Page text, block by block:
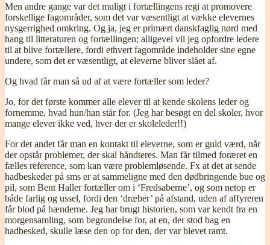
Men andre gange var det muligt i fortællingens regi at promovere
forskellige fagområder, som det var væsentligt at vække elevernes
nysgerrighed omkring. Og ja, jeg er primært danskfaglig nørd med
hang til litteraturen og fortællingen; alligevel vil jeg opfordre ledere
til at blive fortællere, fordi ethvert fagområde indeholder sine egne
undere, som det er væsentligt, at eleverne bliver slået af.
Og hvad får man så ud af at være fortæller som leder?
Jo, for det første kommer alle elever til at kende skolens leder og
fornemme, hvad hun/han står for. (Jeg har besøgt en del skoler, hvor
mange elever ikke ved, hver der er skoleleder!!)
For det andet får man en kontakt til eleverne, som er guld værd, når
der opstår problemer, der skal håndteres. Man får tilmed foræret en
fælles reference, som kan være problemløsende. Fx at det at sende
hadbeskeder på sms er at sammeligne med den dødbringende bue og
pil, som Bent Haller fortæller om i ‘Fredsaberne’, og som netop er
både farlig og ussel, fordi den ‘dræber’ på afstand, uden af affyreren
får blod på hænderne. Jeg har brugt historien, som var kendt fra en
morgensamling, som begrundelse for, at en, der stod bag en
hadbesked, skulle læse den op for den, der var blevet ramt.